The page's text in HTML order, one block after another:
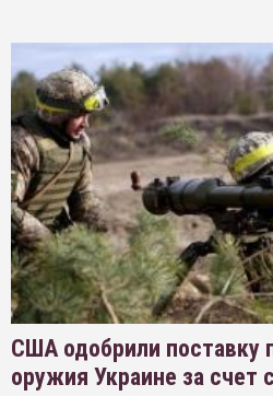
США одобрили поставку
оружия Украине за счет